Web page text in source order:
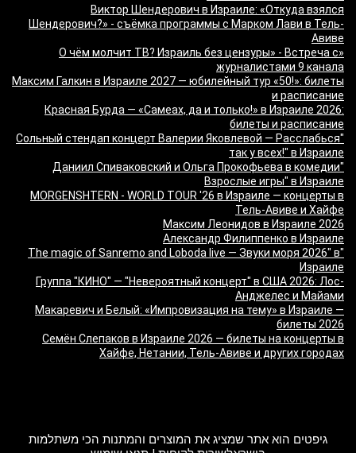
Виктор Шендерович в Израиле: «Откуда взялся
Шендерович?» - съёмка программы с Марком Лави в Тель-
Авиве
«О чём молчит ТВ? Израиль без цензуры» - Встреча с
журналистами 9 канала
Максим Галкин в Израиле 2027 — юбилейный тур «50!»: билеты
и расписание
Красная Бурда — «Самеах, да и только!» в Израиле 2026:
билеты и расписание
"Сольный стендап концерт Валерии Яковлевой — Расслабься
так у всех!" в Израиле
"Даниил Спиваковский и Ольга Прокофьева в комедии
Взрослые игры" в Израиле
MORGENSHTERN - WORLD TOUR '26 в Израиле — концерты в
Тель-Авиве и Хайфе
Максим Леонидов в Израиле 2026
Александр Филиппенко в Израиле
"The magic of Sanremo and Loboda live — Звуки моря 2026" в
Израиле
Группа "КИНО" — "Невероятный концерт" в США 2026: Лос-
Анджелес и Майами
Макаревич и Белый: «Импровизация на тему» в Израиле —
билеты 2026
Семён Слепаков в Израиле 2026 — билеты на концерты в
Хайфе, Нетании, Тель-Авиве и других городах
גיפטים הוא אתר שמציג את המוצרים והמתנות הכי משתלמות